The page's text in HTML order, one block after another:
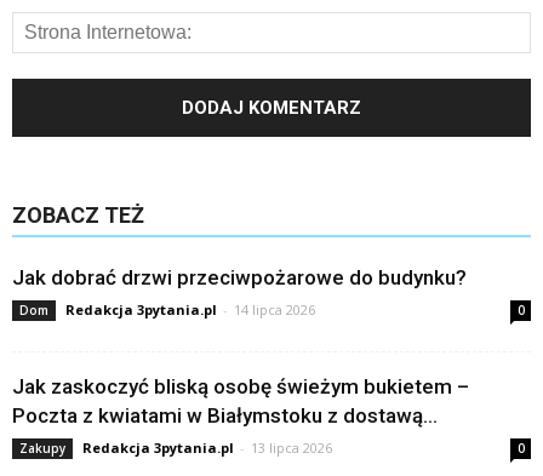
ZOBACZ TEŻ
Jak dobrać drzwi przeciwpożarowe do budynku?
Dom Redakcja 3pytania.pl - 14 lipca 2026 0
Jak zaskoczyć bliską osobę świeżym bukietem –
Poczta z kwiatami w Białymstoku z dostawą...
Zakupy Redakcja 3pytania.pl - 13 lipca 2026 0